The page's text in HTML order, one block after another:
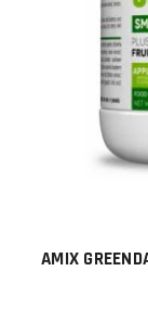
AMIX